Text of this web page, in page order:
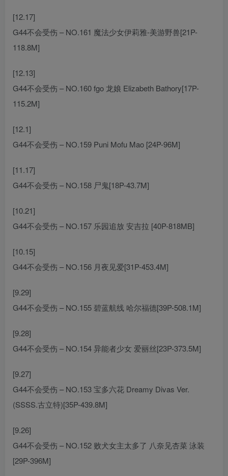
[12.17]
G44不会受伤 – NO.161 魔法少女伊莉雅-美游野兽[21P-
118.8M]
[12.13]
G44不会受伤 – NO.160 fgo 龙娘 Elizabeth Bathory[17P-
115.2M]
[12.1]
G44不会受伤 – NO.159 Puni Mofu Mao [24P-96M]
[11.17]
G44不会受伤 – NO.158 尸鬼[18P-43.7M]
[10.21]
G44不会受伤 – NO.157 乐园追放 安吉拉 [40P-818MB]
[10.15]
G44不会受伤 – NO.156 月夜见爱[31P-453.4M]
[9.29]
G44不会受伤 – NO.155 碧蓝航线 哈尔福德[39P-508.1M]
[9.28]
G44不会受伤 – NO.154 异能者少女 爱丽丝[23P-373.5M]
[9.27]
G44不会受伤 – NO.153 宝多六花 Dreamy Divas Ver.
(SSSS.古立特)[35P-439.8M]
[9.26]
G44不会受伤 – NO.152 败犬女主太多了 八奈见杏菜 泳装
[29P-396M]